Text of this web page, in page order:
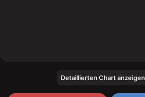
Detaillierten Chart anzeigen